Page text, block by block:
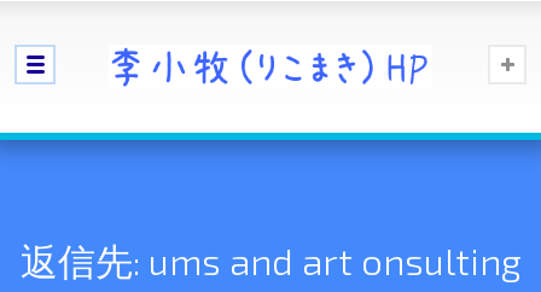
返信先: ums and art onsulting